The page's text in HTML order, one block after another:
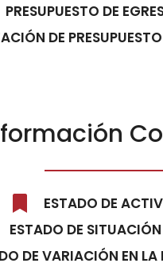
PRESUPUESTO DE
DE
ESTADO DE
ESTADO DE
DE VARIACIÓN EN